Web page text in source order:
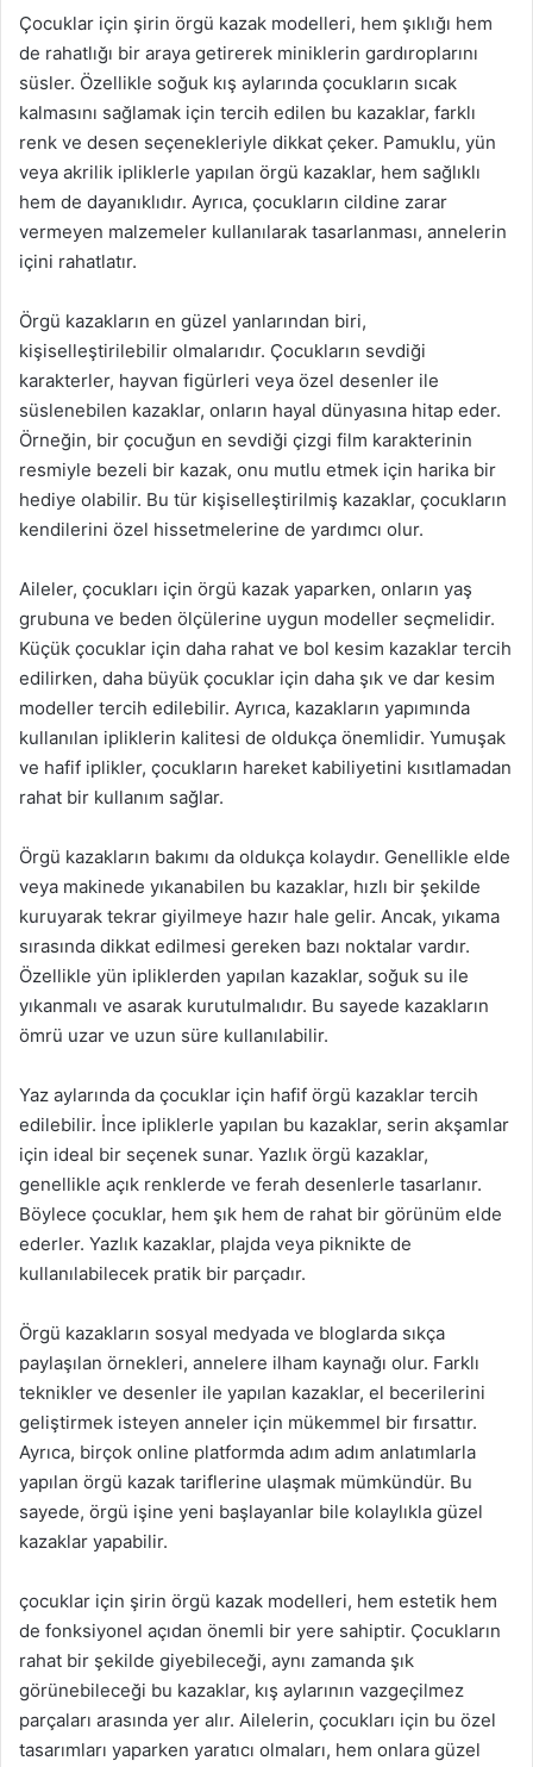
Çocuklar için şirin örgü kazak modelleri, hem şıklığı hem
de rahatlığı bir araya getirerek miniklerin gardıroplarını
süsler. Özellikle soğuk kış aylarında çocukların sıcak
kalmasını sağlamak için tercih edilen bu kazaklar, farklı
renk ve desen seçenekleriyle dikkat çeker. Pamuklu, yün
veya akrilik ipliklerle yapılan örgü kazaklar, hem sağlıklı
hem de dayanıklıdır. Ayrıca, çocukların cildine zarar
vermeyen malzemeler kullanılarak tasarlanması, annelerin
içini rahatlatır.
Örgü kazakların en güzel yanlarından biri,
kişiselleştirilebilir olmalarıdır. Çocukların sevdiği
karakterler, hayvan figürleri veya özel desenler ile
süslenebilen kazaklar, onların hayal dünyasına hitap eder.
Örneğin, bir çocuğun en sevdiği çizgi film karakterinin
resmiyle bezeli bir kazak, onu mutlu etmek için harika bir
hediye olabilir. Bu tür kişiselleştirilmiş kazaklar, çocukların
kendilerini özel hissetmelerine de yardımcı olur.
Aileler, çocukları için örgü kazak yaparken, onların yaş
grubuna ve beden ölçülerine uygun modeller seçmelidir.
Küçük çocuklar için daha rahat ve bol kesim kazaklar tercih
edilirken, daha büyük çocuklar için daha şık ve dar kesim
modeller tercih edilebilir. Ayrıca, kazakların yapımında
kullanılan ipliklerin kalitesi de oldukça önemlidir. Yumuşak
ve hafif iplikler, çocukların hareket kabiliyetini kısıtlamadan
rahat bir kullanım sağlar.
Örgü kazakların bakımı da oldukça kolaydır. Genellikle elde
veya makinede yıkanabilen bu kazaklar, hızlı bir şekilde
kuruyarak tekrar giyilmeye hazır hale gelir. Ancak, yıkama
sırasında dikkat edilmesi gereken bazı noktalar vardır.
Özellikle yün ipliklerden yapılan kazaklar, soğuk su ile
yıkanmalı ve asarak kurutulmalıdır. Bu sayede kazakların
ömrü uzar ve uzun süre kullanılabilir.
Yaz aylarında da çocuklar için hafif örgü kazaklar tercih
edilebilir. İnce ipliklerle yapılan bu kazaklar, serin akşamlar
için ideal bir seçenek sunar. Yazlık örgü kazaklar,
genellikle açık renklerde ve ferah desenlerle tasarlanır.
Böylece çocuklar, hem şık hem de rahat bir görünüm elde
ederler. Yazlık kazaklar, plajda veya piknikte de
kullanılabilecek pratik bir parçadır.
Örgü kazakların sosyal medyada ve bloglarda sıkça
paylaşılan örnekleri, annelere ilham kaynağı olur. Farklı
teknikler ve desenler ile yapılan kazaklar, el becerilerini
geliştirmek isteyen anneler için mükemmel bir fırsattır.
Ayrıca, birçok online platformda adım adım anlatımlarla
yapılan örgü kazak tariflerine ulaşmak mümkündür. Bu
sayede, örgü işine yeni başlayanlar bile kolaylıkla güzel
kazaklar yapabilir.
çocuklar için şirin örgü kazak modelleri, hem estetik hem
de fonksiyonel açıdan önemli bir yere sahiptir. Çocukların
rahat bir şekilde giyebileceği, aynı zamanda şık
görünebileceği bu kazaklar, kış aylarının vazgeçilmez
parçaları arasında yer alır. Ailelerin, çocukları için bu özel
tasarımları yaparken yaratıcı olmaları, hem onlara güzel